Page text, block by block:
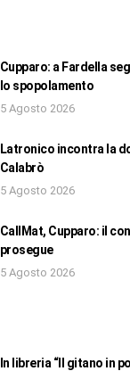
Cupparo: a Fardella
lo spopolamento
5 Agosto 2026
Latronico incontra la
Calabrò
5 Agosto 2026
CallMat, Cupparo: il
prosegue
5 Agosto 2026
In libreria “Il gitano in